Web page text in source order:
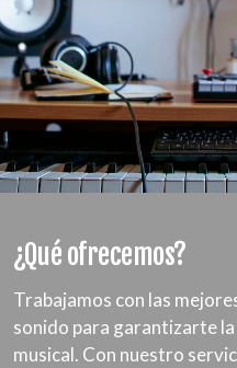
¿Qué ofrecemos?
Trabajamos con las
sonido para garantizarte
musical. Con nuestro